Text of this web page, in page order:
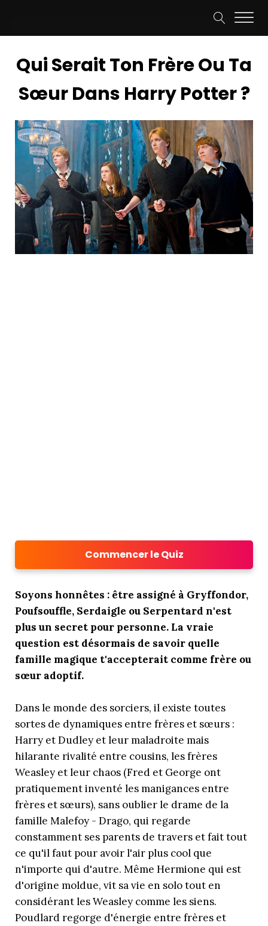
Qui Serait Ton Frère Ou Ta
Sœur Dans Harry Potter ?
Commencer le Quiz
Soyons honnêtes : être assigné à Gryffondor,
Poufsouffle, Serdaigle ou Serpentard n'est
plus un secret pour personne. La vraie
question est désormais de savoir quelle
famille magique t'accepterait comme frère ou
sœur adoptif.
Dans le monde des sorciers, il existe toutes
sortes de dynamiques entre frères et sœurs :
Harry et Dudley et leur maladroite mais
hilarante rivalité entre cousins, les frères
Weasley et leur chaos (Fred et George ont
pratiquement inventé les manigances entre
frères et sœurs), sans oublier le drame de la
famille Malefoy - Drago, qui regarde
constamment ses parents de travers et fait tout
ce qu'il faut pour avoir l'air plus cool que
n'importe qui d'autre. Même Hermione qui est
d'origine moldue, vit sa vie en solo tout en
considérant les Weasley comme les siens.
Poudlard regorge d'énergie entre frères et